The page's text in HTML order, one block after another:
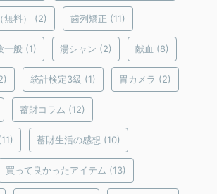
料） (2) 歯列矯正 (11)
一般 (1) 湯シャン (2) 献血 (8)
統計検定3級 (1) 胃カメラ (2)
蓄財コラム (12)
蓄財生活の感想 (10)
買って良かったアイテム (13)